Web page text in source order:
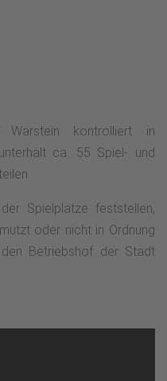
kontrolliert in
ca. 55 Spiel- und
Spielplätze feststellen,
oder nicht in Ordnung
Betriebshof der Stadt